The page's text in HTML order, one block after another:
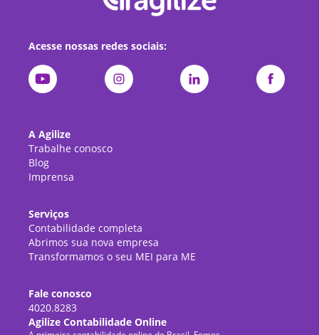
Acesse nossas redes sociais:
A Agilize
Trabalhe conosco
Blog
Imprensa
Serviços
Contabilidade completa
Abrimos sua nova empresa
Transformamos o seu MEI para ME
Fale conosco
4020.8283
Agilize Contabilidade Online